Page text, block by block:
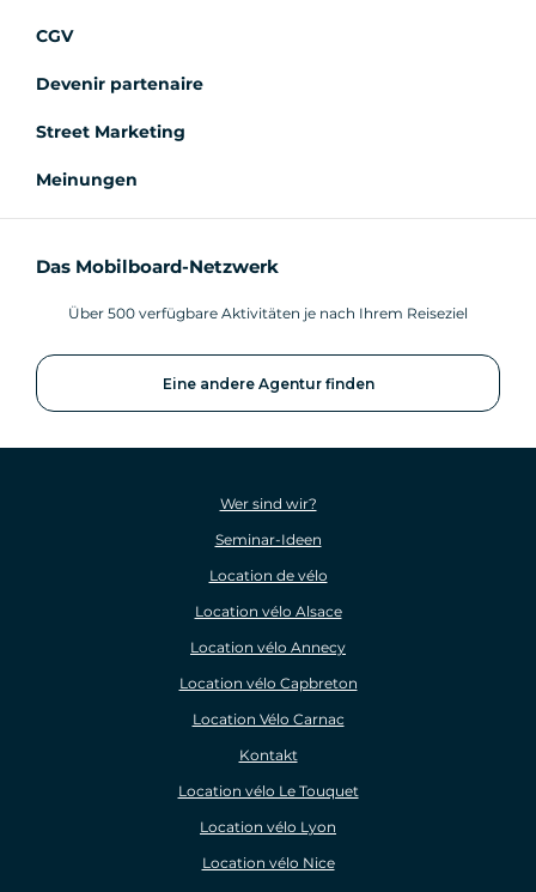
CGV
Devenir partenaire
Street Marketing
Meinungen
Das Mobilboard-Netzwerk
Über 500 verfügbare Aktivitäten je nach Ihrem Reiseziel
Eine andere Agentur finden
Wer sind wir?
Seminar-Ideen
Location de vélo
Location vélo Alsace
Location vélo Annecy
Location vélo Capbreton
Location Vélo Carnac
Kontakt
Location vélo Le Touquet
Location vélo Lyon
Location vélo Nice